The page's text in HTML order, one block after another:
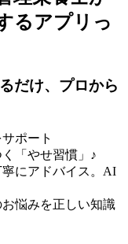
るアプリっ
だけ、プロから
ポート
「やせ習慣」♪
にアドバイス。AI
お悩みを正しい知識